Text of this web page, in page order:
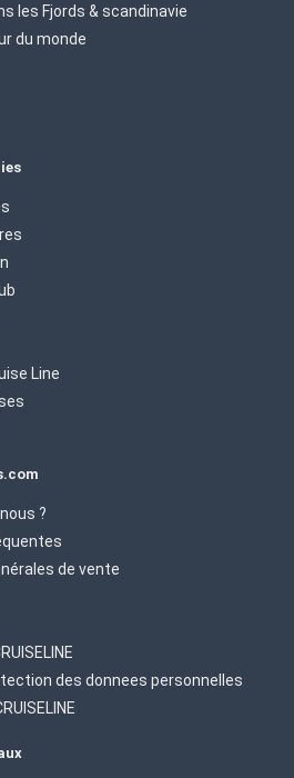
les Fjords & scandinavie
du monde
Line
?
de vente
des donnees personnelles